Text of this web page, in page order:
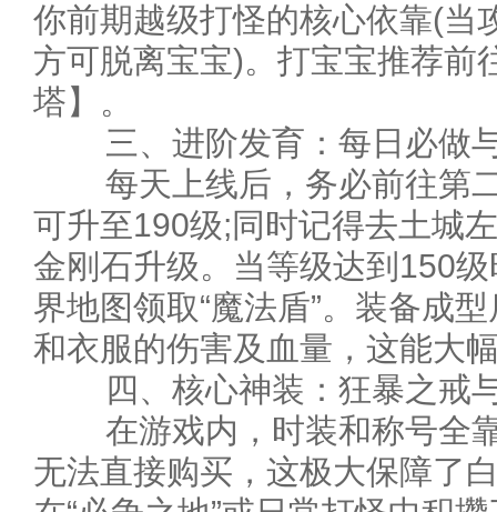
你前期越级打怪的核心依靠(当
方可脱离宝宝)。打宝宝推荐前
塔】。
三、进阶发育：每日必做
每天上线后，务必前往第
可升至190级;同时记得去土城
金刚石升级。当等级达到150
界地图领取“魔法盾”。装备成
和衣服的伤害及血量，这能大
四、核心神装：狂暴之戒
在游戏内，时装和称号全
无法直接购买，这极大保障了